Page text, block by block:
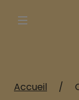
Afficher la
Accueil /